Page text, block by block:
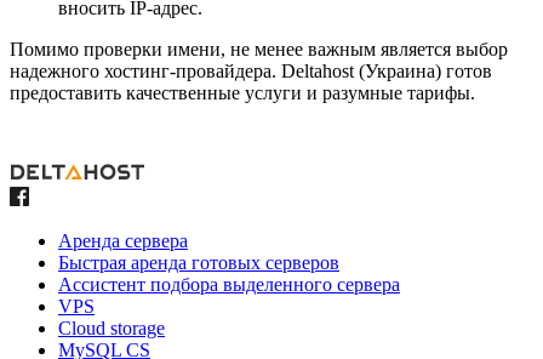
вносить IP-адрес.
Помимо проверки имени, не менее важным является выбор
надежного хостинг-провайдера. Deltahost (Украина) готов
предоставить качественные услуги и разумные тарифы.
Аренда сервера
Быстрая аренда готовых серверов
Ассистент подбора выделенного сервера
VPS
Cloud storage
MySQL CS